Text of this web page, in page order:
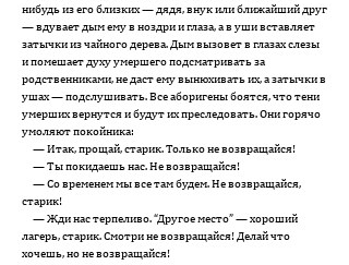
нибудь из его близких — дядя, внук или ближайший друг
— вдувает дым ему в ноздри и глаза, а в уши вставляет
затычки из чайного дерева. Дым вызовет в глазах слезы
и помешает духу умершего подсматривать за
родственниками, не даст ему вынюхивать их, а затычки в
ушах — подслушивать. Все аборигены боятся, что тени
умерших вернутся и будут их преследовать. Они горячо
умоляют покойника:
— Итак, прощай, старик. Только не возвращайся!
— Ты покидаешь нас. Не возвращайся!
— Со временем мы все там будем. Не возвращайся,
старик!
— Жди нас терпеливо. “Другое место” — хороший
лагерь, старик. Смотри не возвращайся! Делай что
хочешь, но не возвращайся!